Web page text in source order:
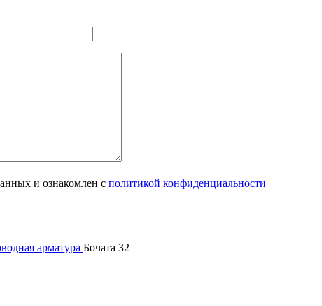
и ознакомлен с политикой конфиденциальности
арматура Бочата 32